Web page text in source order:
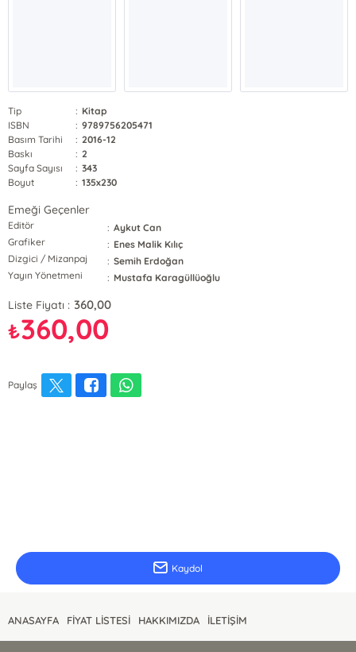
Tip : Kitap
ISBN
: 9789756205471
Basım Tarihi
: 2016-12
Baskı
: 2
Sayfa Sayısı
: 343
Boyut
: 135x230
Emeği Geçenler
Editör : Aykut Can
Grafiker
: Enes Malik Kılıç
Dizgici / Mizanpaj
: Semih Erdoğan
Yayın Yönetmeni
: Mustafa Karagüllüoğlu
Liste Fiyatı : 360,00
₺360,00
Paylaş
Kaydol
ANASAYFA FİYAT LİSTESİ HAKKIMIZDA İLETİŞİM